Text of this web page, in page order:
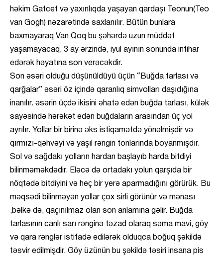
həkim Gatcet və yaxınlıqda yaşayan qardaşı Teonun(Teo
van Gogh) nəzarətində saxlanılır. Bütün bunlara
baxmayaraq Van Qoq bu şəhərdə uzun müddət
yaşamayacaq, 3 ay ərzində, iyul ayının sonunda intihar
edərək həyatına son verəcəkdir.
Son əsəri olduğu düşünüldüyü üçün “Buğda tarlası və
qarğalar” əsəri öz içində qaranlıq simvolları daşıdığına
inanılır. əsərin üçdə ikisini əhatə edən buğda tarlası, külək
sayəsində hərəkət edən buğdaların arasından üç yol
ayrılır. Yollar bir birinə əks istiqamətdə yönəlmişdir və
qırmızı-qəhvəyi və yaşıl rəngin tonlarında boyanmışdır.
Sol və sağdakı yolların hardan başlayıb harda bitdiyi
bilinməməkdədir. Eləcə də ortadakı yolun qarşıda bir
nöqtədə bitdiyini və heç bir yerə aparmadığını görürük. Bu
məqsədi bilinməyən yollar çox sirli görünür və mənası
,bəlkə də, qaçınılmaz olan son anlamına gəlir. Buğda
tarlasının canlı sarı rənginə təzad olaraq səma mavi, göy
və qara rənglər istifadə edilərək olduqca boğuq şəkildə
təsvir edilmişdir. Göy üzünün bu şəkildə təsiri insana pis